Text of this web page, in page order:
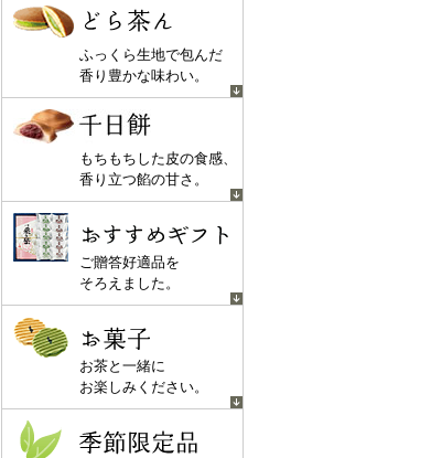
どら茶ん
ふっくら生地で包んだ
香り豊かな味わい。
千日餅
もちもちした皮の食感、
香り立つ餡の甘さ。
おすすめギフト
ご贈答好適品を
そろえました。
お菓子
お茶と一緒に
お楽しみください。